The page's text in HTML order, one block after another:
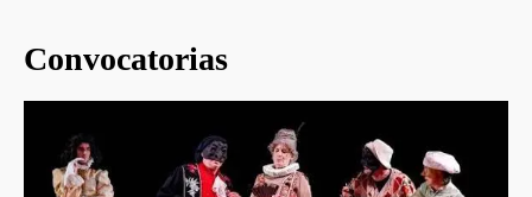
Convocatorias